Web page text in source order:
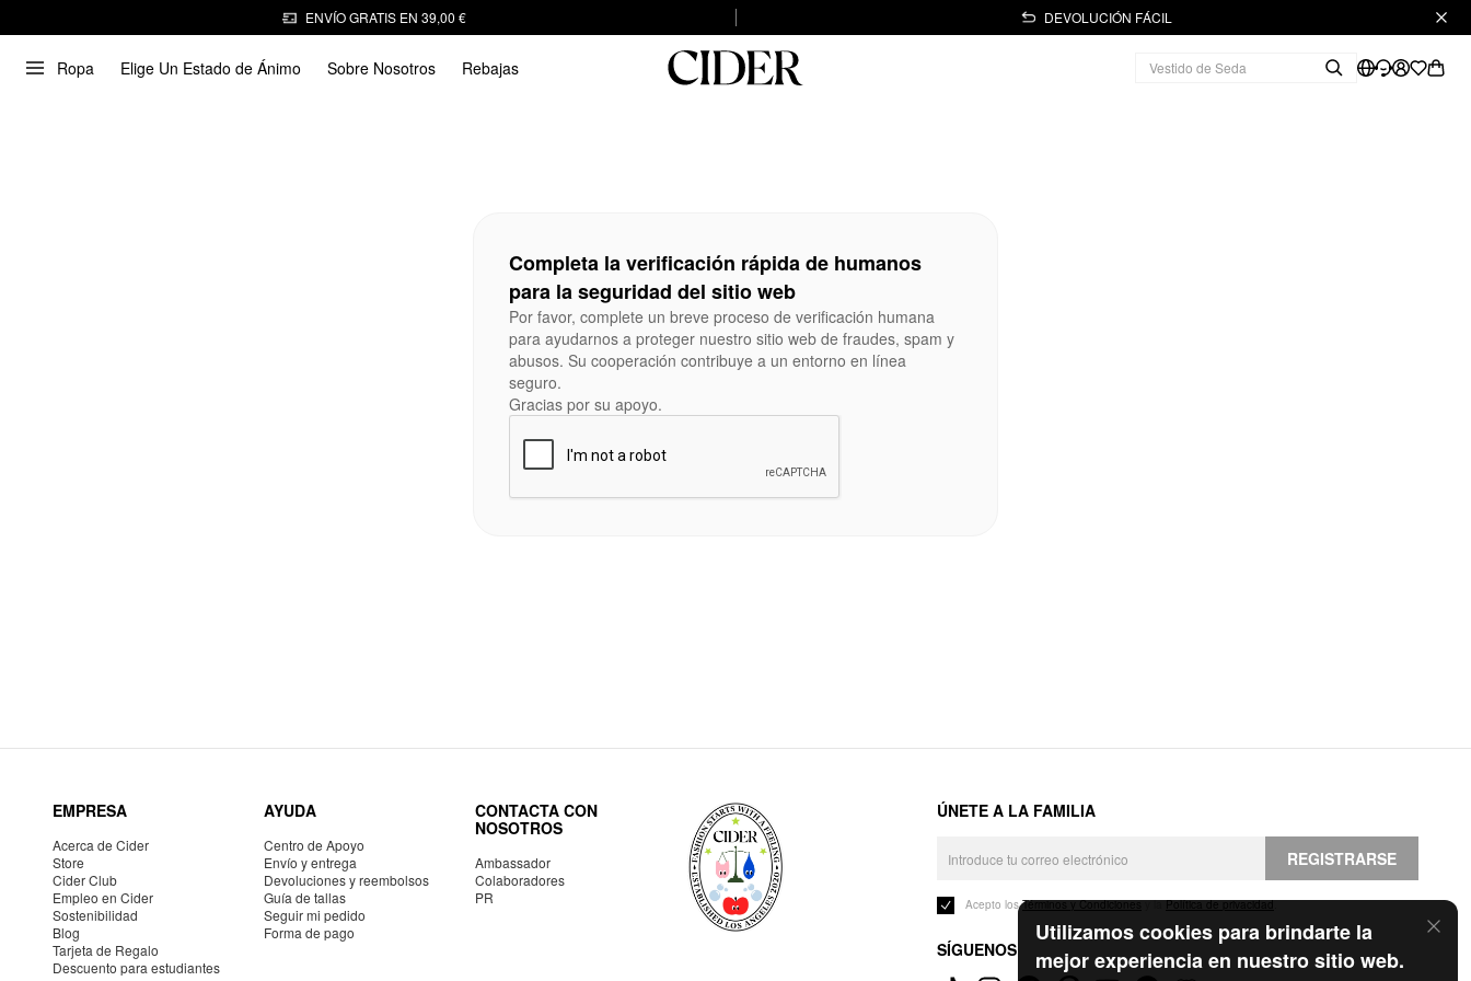
ENVÍO GRATIS EN 39,00 € DEVOLUCIÓN FÁCIL
Ropa Elige Un Estado de Ánimo Sobre Nosotros Rebajas
Utilizamos cookies para brindarte la
mejor experiencia en nuestro sitio web.
Completa la verificación rápida de humanos
para la seguridad del sitio web
Por favor, complete un breve proceso de verificación humana
para ayudarnos a proteger nuestro sitio web de fraudes, spam y
abusos. Su cooperación contribuye a un entorno en línea
seguro.
Gracias por su apoyo.
EMPRESA
Acerca de Cider
Store
Cider Club
Empleo en Cider
Sostenibilidad
Blog
Tarjeta de Regalo
Descuento para estudiantes
AYUDA
Centro de Apoyo
Envío y entrega
Devoluciones y reembolsos
Guía de tallas
Seguir mi pedido
Forma de pago
CONTACTA CON
NOSOTROS
Ambassador
Colaboradores
PR
ÚNETE A LA FAMILIA
REGISTRARSE
Acepto losTérminos y Condicionesy laPolítica de privacidad.
SÍGUENOS